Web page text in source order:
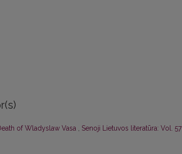
of Wladyslaw Vasa , Senoji Lietuvos literatūra: Vol. 57